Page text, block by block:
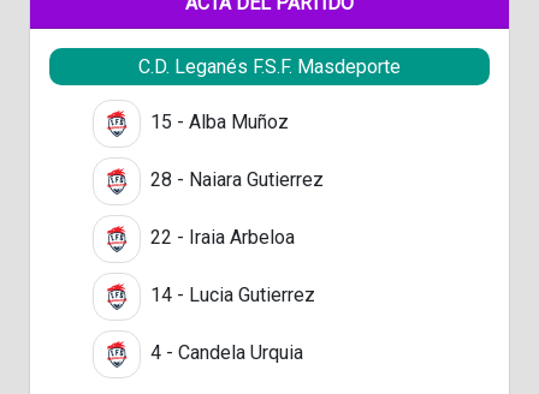
C.D. Leganés F.S.F. Masdeporte
15 - Alba Muñoz
28 - Naiara Gutierrez
22 - Iraia Arbeloa
14 - Lucia Gutierrez
4 - Candela Urquia